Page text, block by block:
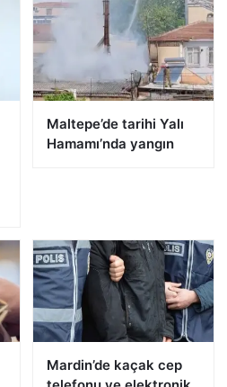
Maltepe’de tarihi Yalı
Hamamı’nda yangın
Mardin’de kaçak cep